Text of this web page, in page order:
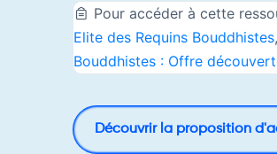
Pour accéder à cette
Elite des Requins Bouddhistes,
Bouddhistes : Offre
Découvrir la proposition